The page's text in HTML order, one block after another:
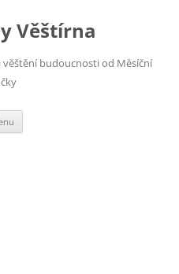
Věštírna
budoucnosti od Měsíční